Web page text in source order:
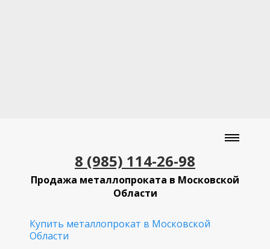
8 (985) 114-26-98
Продажа металлопроката в Московской
Области
Купить металлопрокат в Московской
Области